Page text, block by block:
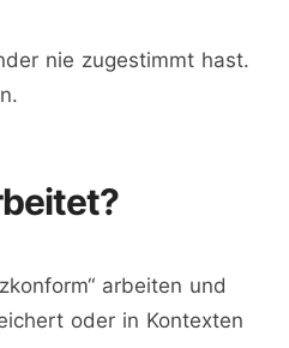
nie zugestimmt hast.
arbeiten und
oder in Kontexten